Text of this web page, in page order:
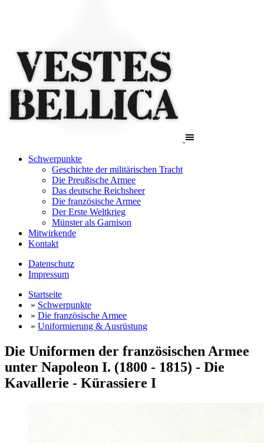
Schwerpunkte
Geschichte der militärischen Tracht
Die Preußische Armee
Das deutsche Reichsheer
Die französische Armee
Der Erste Weltkrieg
Münster als Garnison
Mitwirkende
Kontakt
Datenschutz
Impressum
Startseite
» Schwerpunkte
» Die französische Armee
» Uniformierung & Ausrüstung
Die Uniformen der französischen Armee
unter Napoleon I. (1800 - 1815) - Die
Kavallerie - Kürassiere I